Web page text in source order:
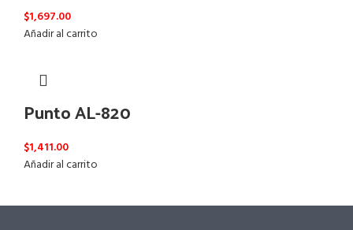
$1,697.00
Añadir al carrito
Punto AL-820
$1,411.00
Añadir al carrito